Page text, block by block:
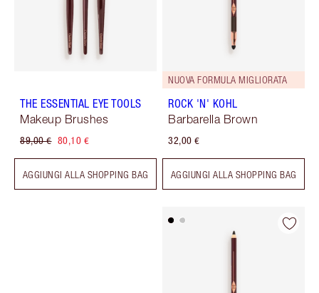
THE ESSENTIAL EYE TOOLS
Makeup Brushes
89,00 € 80,10 €
AGGIUNGI ALLA SHOPPING BAG
NUOVA FORMULA MIGLIORATA
ROCK 'N' KOHL
Barbarella Brown
32,00 €
AGGIUNGI ALLA SHOPPING BAG